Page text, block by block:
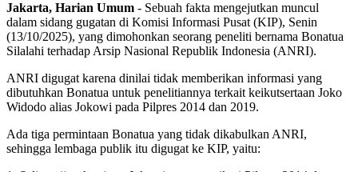
Jakarta, Harian Umum - Sebuah fakta mengejutkan muncul
dalam sidang gugatan di Komisi Informasi Pusat (KIP), Senin
(13/10/2025), yang dimohonkan seorang peneliti bernama Bonatua
Silalahi terhadap Arsip Nasional Republik Indonesia (ANRI).
ANRI digugat karena dinilai tidak memberikan informasi yang
dibutuhkan Bonatua untuk penelitiannya terkait keikutsertaan Joko
Widodo alias Jokowi pada Pilpres 2014 dan 2019.
Ada tiga permintaan Bonatua yang tidak dikabulkan ANRI,
sehingga lembaga publik itu digugat ke KIP, yaitu: